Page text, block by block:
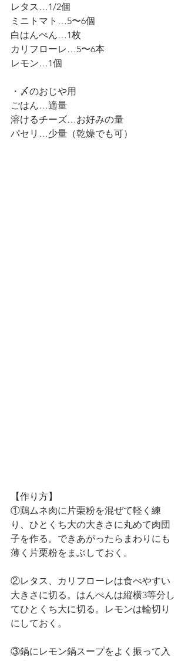
レタス…1/2個
ミニトマト…5〜6個
白はんぺん…1枚
カリフローレ…5〜6本
レモン…1個
・〆のおじや用
ごはん…適量
溶けるチーズ…お好みの量
パセリ…少量（乾燥でも可）
【作り方】
①鶏ムネ肉に片栗粉を混ぜて軽く練
り、ひとくち大の大きさに丸めて肉団
子を作る。できあがったらまわりにも
薄く片栗粉をまぶしておく。
②レタス、カリフローレは食べやすい
大きさに切る。はんぺんは縦横3等分し
てひとくち大に切る。レモンは輪切り
にしておく。
③鍋にレモン鍋スープをよく振って入